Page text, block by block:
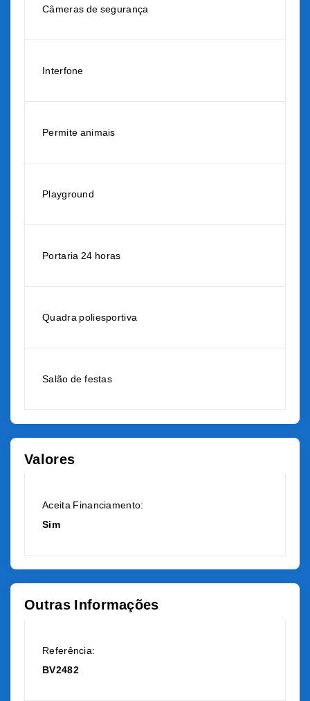
Câmeras de segurança
Interfone
Permite animais
Playground
Portaria 24 horas
Quadra poliesportiva
Salão de festas
Valores
Aceita Financiamento:
Sim
Outras Informações
Referência:
BV2482